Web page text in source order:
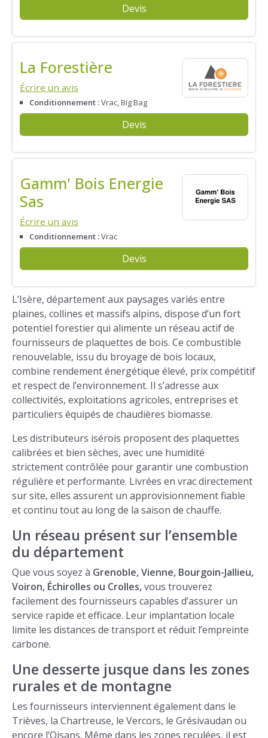
Devis
La Forestière
Écrire un avis
Conditionnement :Vrac, Big Bag
Devis
Gamm' Bois Energie
Sas
Écrire un avis
Conditionnement :Vrac
Devis
L’Isère, département aux paysages variés entre
plaines, collines et massifs alpins, dispose d’un fort
potentiel forestier qui alimente un réseau actif de
fournisseurs de plaquettes de bois. Ce combustible
renouvelable, issu du broyage de bois locaux,
combine rendement énergétique élevé, prix compétitif
et respect de l’environnement. Il s’adresse aux
collectivités, exploitations agricoles, entreprises et
particuliers équipés de chaudières biomasse.
Les distributeurs isérois proposent des plaquettes
calibrées et bien sèches, avec une humidité
strictement contrôlée pour garantir une combustion
régulière et performante. Livrées en vrac directement
sur site, elles assurent un approvisionnement fiable
et continu tout au long de la saison de chauffe.
Un réseau présent sur l’ensemble
du département
Que vous soyez à Grenoble, Vienne, Bourgoin-Jallieu,
Voiron, Échirolles ou Crolles,vous trouverez
facilement des fournisseurs capables d’assurer un
service rapide et efficace. Leur implantation locale
limite les distances de transport et réduit l’empreinte
carbone.
Une desserte jusque dans les zones
rurales et de montagne
Les fournisseurs interviennent également dans le
Trièves, la Chartreuse, le Vercors, le Grésivaudan ou
encore l’Oisans. Même dans les zones reculées, il est